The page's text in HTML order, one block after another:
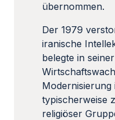
übernommen.
Der 1979
iranische
belegte in
Modernisierung
typischerweise
religiöser